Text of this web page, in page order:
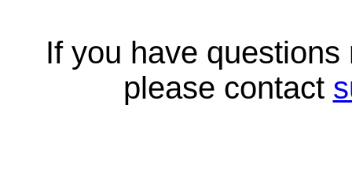
If you have
please contact